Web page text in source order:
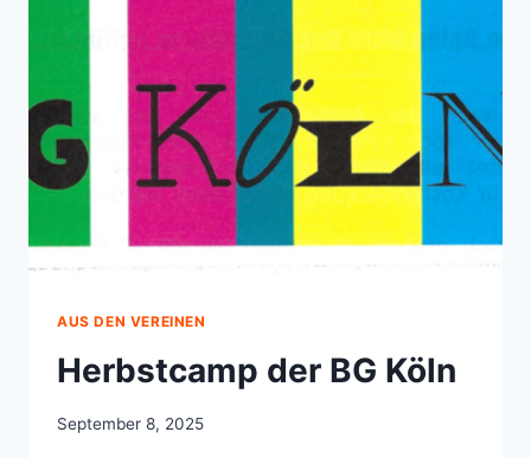
AUS DEN VEREINEN
Herbstcamp der BG Köln
September 8, 2025